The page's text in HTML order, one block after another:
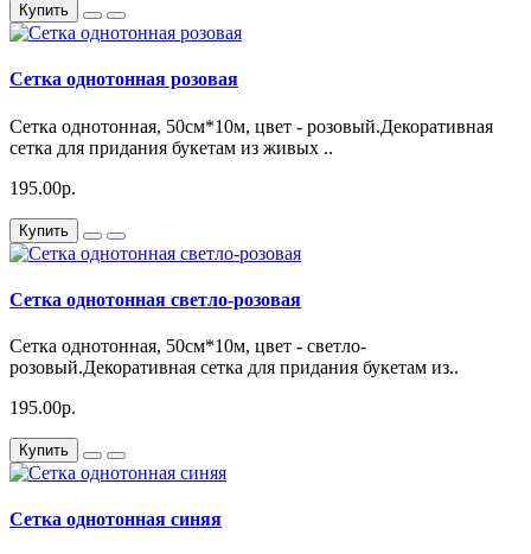
Купить
Сетка однотонная розовая
Сетка однотонная, 50см*10м, цвет - розовый.Декоративная
сетка для придания букетам из живых ..
195.00р.
Купить
Сетка однотонная светло-розовая
Сетка однотонная, 50см*10м, цвет - светло-
розовый.Декоративная сетка для придания букетам из..
195.00р.
Купить
Сетка однотонная синяя